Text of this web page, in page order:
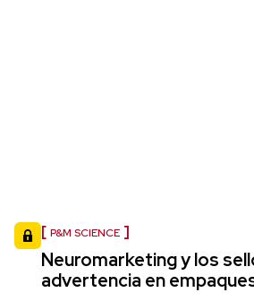
P&M SCIENCE
Neuromarketing y los
advertencia en